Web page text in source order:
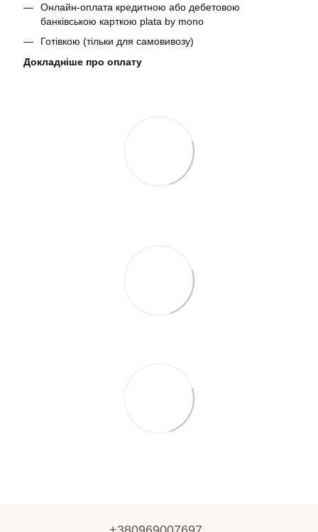
Онлайн-оплата кредитною або дебетовою
банківською карткою plata by mono
Готівкою (тільки для самовивозу)
Докладніше про оплату